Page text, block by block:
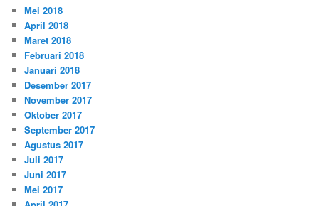
Mei 2018
April 2018
Maret 2018
Februari 2018
Januari 2018
Desember 2017
November 2017
Oktober 2017
September 2017
Agustus 2017
Juli 2017
Juni 2017
Mei 2017